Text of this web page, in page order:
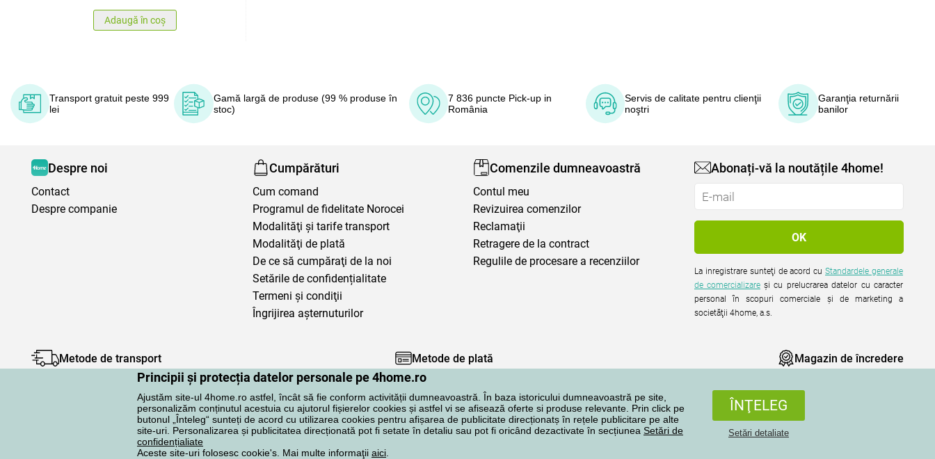
Principii și protecția datelor personale pe 4home.ro
Ajustăm site-ul 4home.ro astfel, încât să fie conform activității dumneavoastră. În baza istoricului dumneavoastră pe site,
personalizăm conținutul acestuia cu ajutorul fișierelor cookies și astfel vi se afisează oferte si produse relevante. Prin click pe
butonul „Înteleg“ sunteți de acord cu utilizarea cookies pentru afișarea de publicitate direcționatș în rețele publicitare pe alte
site-uri. Personalizarea și publicitatea direcționată pot fi setate în detaliu sau pot fi oricând dezactivate în secțiunea Setări de
confidențialiate
Aceste site-uri folosesc cookie's. Mai multe informaţii aici
ÎNŢELEG
Setări detaliate
Adaugă în coș
Transport gratuit peste 999
lei
Gamă largă de produse (99 % produse în
stoc)
7 836 puncte Pick-up in
România
Servis de calitate pentru clienţii
noştri
Garanţia returnării
banilor
Despre noi
Contact
Despre companie
Cumpărături
Cum comand
Programul de fidelitate Norocei
Modalităţi şi tarife transport
Modalităţi de plată
De ce să cumpăraţi de la noi
Setările de confidențialitate
Termeni şi condiţii
Îngrijirea așternuturilor
Comenzile dumneavoastră
Contul meu
Revizuirea comenzilor
Reclamaţii
Retragere de la contract
Regulile de procesare a recenziilor
Abonați-vă la noutățile 4home!
La inregistrare sunteţi de acord cuStandardele generale
de comercializare şi cu prelucrarea datelor cu caracter
personal în scopuri comerciale şi de marketing a
societăţii 4home, a.s.
Metode de transport Metode de plată Magazin de încredere
Protecţia datelor cu caracter personal Toate drepturile rezervate © 2004-2026 4home, a.s.